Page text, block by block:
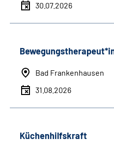
30.07.2026
Bad Frankenhausen
31.08.2026
Küchenhilfskraft